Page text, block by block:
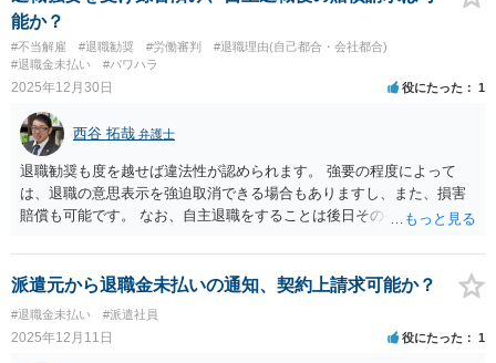
能か？
#不当解雇 #退職勧奨 #労働審判
#退職理由(自己都合・会社都合)
#退職金未払い
#パワハラ
2025年12月30日 役にたった 1
西谷 拓哉 弁護士
退職勧奨も度を越せば違法性が認められます。 強要の程度によって
は、退職の意思表示を強迫取消できる場合もありますし、また、損害
賠償も可能です。 なお、自主退職をすることは後日その有効性を争う
に入ってもらうことなどが考えられます。一度法律相談を受けられる
と良いと思います。
派遣元から退職金未払いの通知、契約上請求可能か？
#退職金未払い #派遣社員
2025年12月11日 役にたった 1